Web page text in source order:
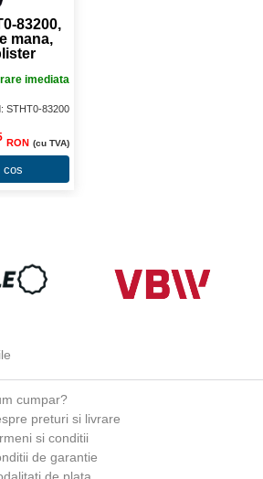
83200,
mana,
imediata
STHT0-83200
RON (cu TVA)
cos
cumpar?
preturi si livrare
si conditii
de garantie